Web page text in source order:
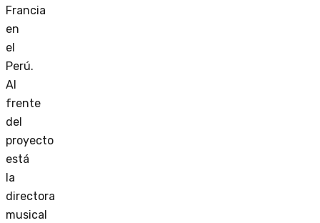
Francia
en
el
Perú.
Al
frente
del
proyecto
está
la
directora
musical